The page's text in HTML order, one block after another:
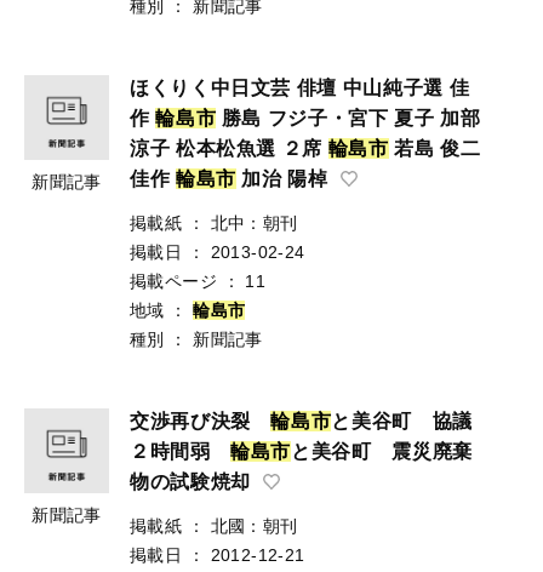
種別
： 新聞記事
新聞記事
ほくりく中日文芸 俳壇 中山純子選 佳
作輪島市 勝島 フジ子・宮下 夏子 加部
涼子 松本松魚選 ２席 輪島市 若島 俊二
佳作 輪島市 加治 陽棹
掲載紙 ：
北中：朝刊
掲載日
：
2013-02-24
掲載ページ
：
11
地域
： 輪島市
種別
： 新聞記事
新聞記事
交渉再び決裂輪島市と美谷町 協議
２時間弱輪島市と美谷町 震災廃棄
物の試験焼却
掲載紙 ：
北國：朝刊
掲載日
：
2012-12-21